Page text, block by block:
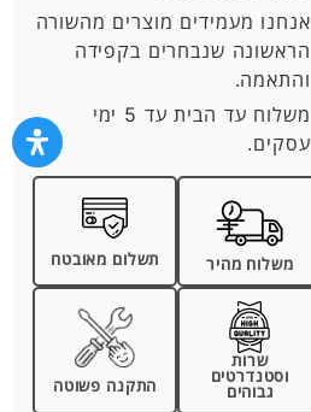
אנחנו מעמידים מוצרים מהשורה
הראשונה שנבחרים בקפידה
והתאמה.
משלוח עד הבית עד 5 ימי
עסקים.
משלוח מהיר תשלום מאובטח
שרות
וסטנדרטים
גבוהים
התקנה פשוטה